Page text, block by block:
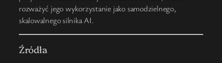
rozważyć jego wykorzystanie jako samodzielnego,
skalowalnego silnika AI.
Źródła